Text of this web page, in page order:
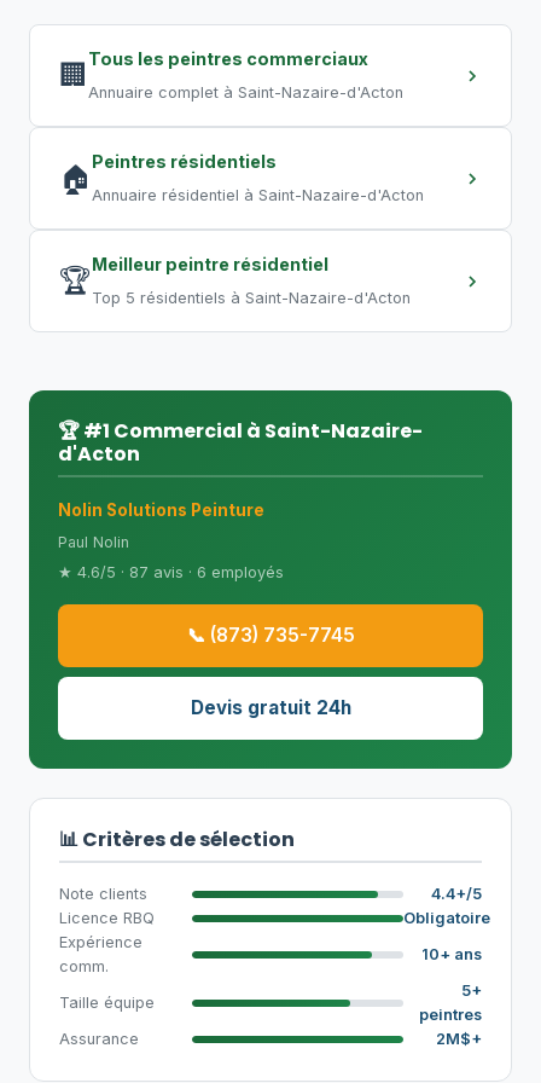
compresser les délais.
🏢 Tous les peintres commerciaux
Annuaire complet à Saint-Nazaire-d'Acton
🏠 Peintres résidentiels
Annuaire résidentiel à Saint-Nazaire-d'Acton
🏆Meilleur peintre résidentiel
Top 5 résidentiels à Saint-Nazaire-d'Acton
🏆 #1 Commercial à Saint-Nazaire-
d'Acton
Nolin Solutions Peinture
Paul Nolin
★ 4.6/5 · 87 avis · 6 employés
📞 (873) 735-7745
Devis gratuit 24h
📊 Critères de sélection
Note clients
4.4+/5
Licence RBQ
Obligatoire
Expérience
comm.
10+ ans
Taille équipe
5+
peintres
Assurance
2M$+